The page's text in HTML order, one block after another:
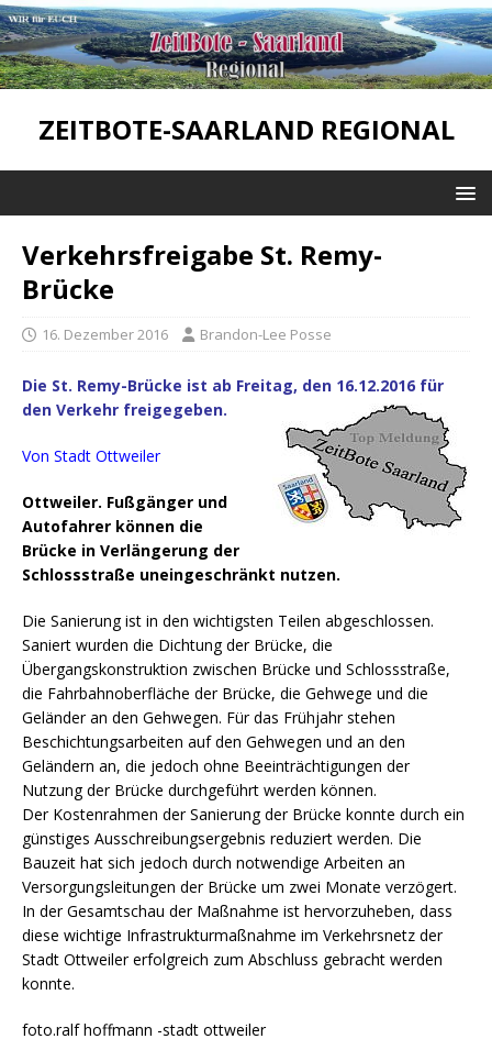
ZEITBOTE-SAARLAND REGIONAL
Verkehrsfreigabe St. Remy-
Brücke
16. Dezember 2016 Brandon-Lee Posse
Die St. Remy-Brücke ist ab Freitag, den 16.12.2016 für
den Verkehr freigegeben.
Von Stadt Ottweiler
Ottweiler. Fußgänger und
Autofahrer können die
Brücke in Verlängerung der
Schlossstraße uneingeschränkt nutzen.
Die Sanierung ist in den wichtigsten Teilen abgeschlossen.
Saniert wurden die Dichtung der Brücke, die
Übergangskonstruktion zwischen Brücke und Schlossstraße,
die Fahrbahnoberfläche der Brücke, die Gehwege und die
Geländer an den Gehwegen. Für das Frühjahr stehen
Beschichtungsarbeiten auf den Gehwegen und an den
Geländern an, die jedoch ohne Beeinträchtigungen der
Nutzung der Brücke durchgeführt werden können.
Der Kostenrahmen der Sanierung der Brücke konnte durch ein
günstiges Ausschreibungsergebnis reduziert werden. Die
Bauzeit hat sich jedoch durch notwendige Arbeiten an
Versorgungsleitungen der Brücke um zwei Monate verzögert.
In der Gesamtschau der Maßnahme ist hervorzuheben, dass
diese wichtige Infrastrukturmaßnahme im Verkehrsnetz der
Stadt Ottweiler erfolgreich zum Abschluss gebracht werden
konnte.
foto.ralf hoffmann -stadt ottweiler